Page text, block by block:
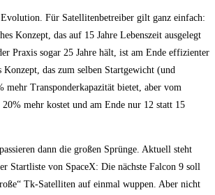
Für Satellitenbetreiber gilt ganz einfach:
Konzept, das auf 15 Jahre Lebenszeit ausgelegt
Praxis sogar 25 Jahre hält, ist am Ende effizienter
Konzept, das zum selben Startgewicht (und
mehr Transponderkapazität bietet, aber vom
mehr kostet und am Ende nur 12 statt 15
dann die großen Sprünge. Aktuell steht
Startliste von SpaceX: Die nächste Falcon 9 soll
Tk-Satelliten auf einmal wuppen. Aber nicht